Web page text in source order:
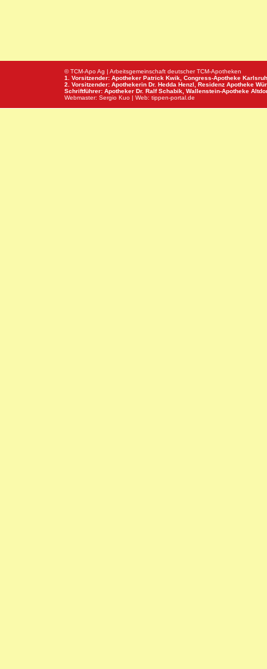
© TCM-Apo Ag | Arbeitsgemeinschaft deutscher TCM-Apotheken
1. Vorsitzender: Apotheker Patrick Kwik, Congress-Apotheke
2. Vorsitzender: Apothekerin Dr. Hedda Henzl, Residenz Apotheke
Schriftführer: Apotheker Dr. Ralf Schabik, Wallenstein-Apotheke
Webmaster: Sergio Kuo | Web: tippen-portal.de